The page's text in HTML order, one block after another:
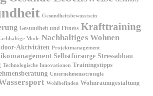
Gesundheitsbewusstsein
Gesundheit und Fitness Krafttraining
Mode Nachhaltiges Wohnen
Aktivitäten Projektmanagement
Selbstfürsorge Stressabbau
Technologische Innovationen Trainingstipps
Unternehmensstrategie
Wohlbefinden Wohnraumgestaltung